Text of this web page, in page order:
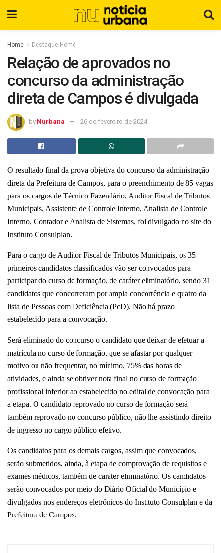
Home Destaque Home
Relação de aprovados no
concurso da administração
direta de Campos é divulgada
by Nurbana 26 de fevereiro de 2024
O resultado final da prova objetiva do concurso da administração
direta da Prefeitura de Campos, para o preenchimento de 85 vagas
para os cargos de Técnico Fazendário, Auditor Fiscal de Tributos
Municipais, Assistente de Controle Interno, Analista de Controle
Interno, Contador e Analista de Sistemas, foi divulgado no site do
Instituto Consulplan.
Para o cargo de Auditor Fiscal de Tributos Municipais, os 35
primeiros candidatos classificados vão ser convocados para
participar do curso de formação, de caráter eliminatório, sendo 31
candidatos que concorreram por ampla concorrência e quatro da
lista de Pessoas com Deficiência (PcD). Não há prazo
estabelecido para a convocação.
Será eliminado do concurso o candidato que deixar de efetuar a
matrícula no curso de formação, que se afastar por qualquer
motivo ou não frequentar, no mínimo, 75% das horas de
atividades, e ainda se obtiver nota final no curso de formação
profissional inferior ao estabelecido no edital de convocação para
a etapa. O candidato reprovado no curso de formação será
também reprovado no concurso público, não lhe assistindo direito
de ingresso no cargo público efetivo.
Os candidatos para os demais cargos, assim que convocados,
serão submetidos, ainda, à etapa de comprovação de requisitos e
exames médicos, também de caráter eliminatório. Os candidatos
serão convocados por meio do Diário Oficial do Município e
divulgados nos endereços eletrônicos do Instituto Consulplan e da
Prefeitura de Campos.